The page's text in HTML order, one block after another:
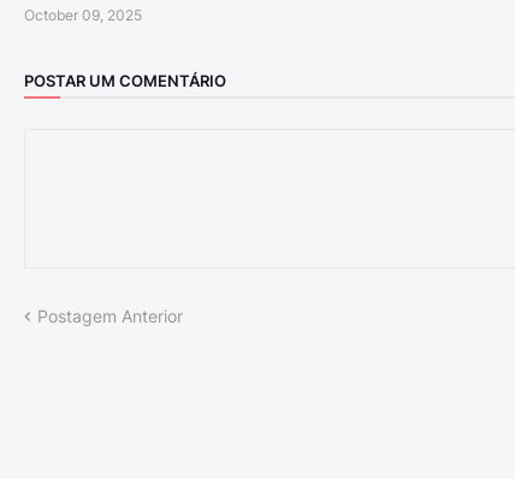
October 09, 2025
POSTAR UM COMENTÁRIO
Postagem Anterior